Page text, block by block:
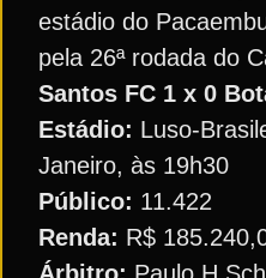
estádio do
pela 26ª rodada do
Santos FC 1 x 0
Estádio: Luso-
Janeiro, às 19h30
Público: 11.422
Renda: R$